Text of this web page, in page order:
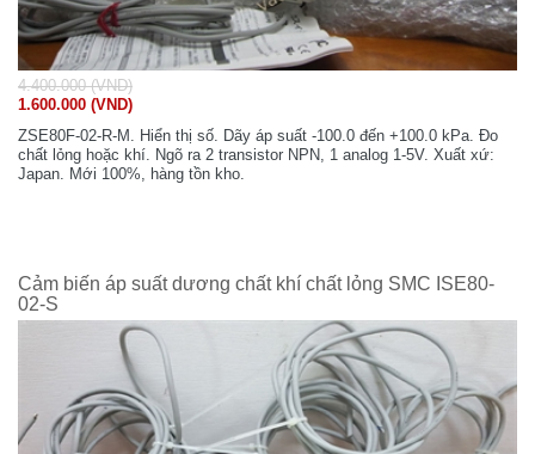
4.400.000 (VND)
1.600.000 (VND)
ZSE80F-02-R-M. Hiển thị số. Dãy áp suất -100.0 đến +100.0 kPa. Đo
chất lỏng hoặc khí. Ngõ ra 2 transistor NPN, 1 analog 1-5V. Xuất xứ:
Japan. Mới 100%, hàng tồn kho.
Cảm biến áp suất dương chất khí chất lỏng SMC ISE80-
02-S